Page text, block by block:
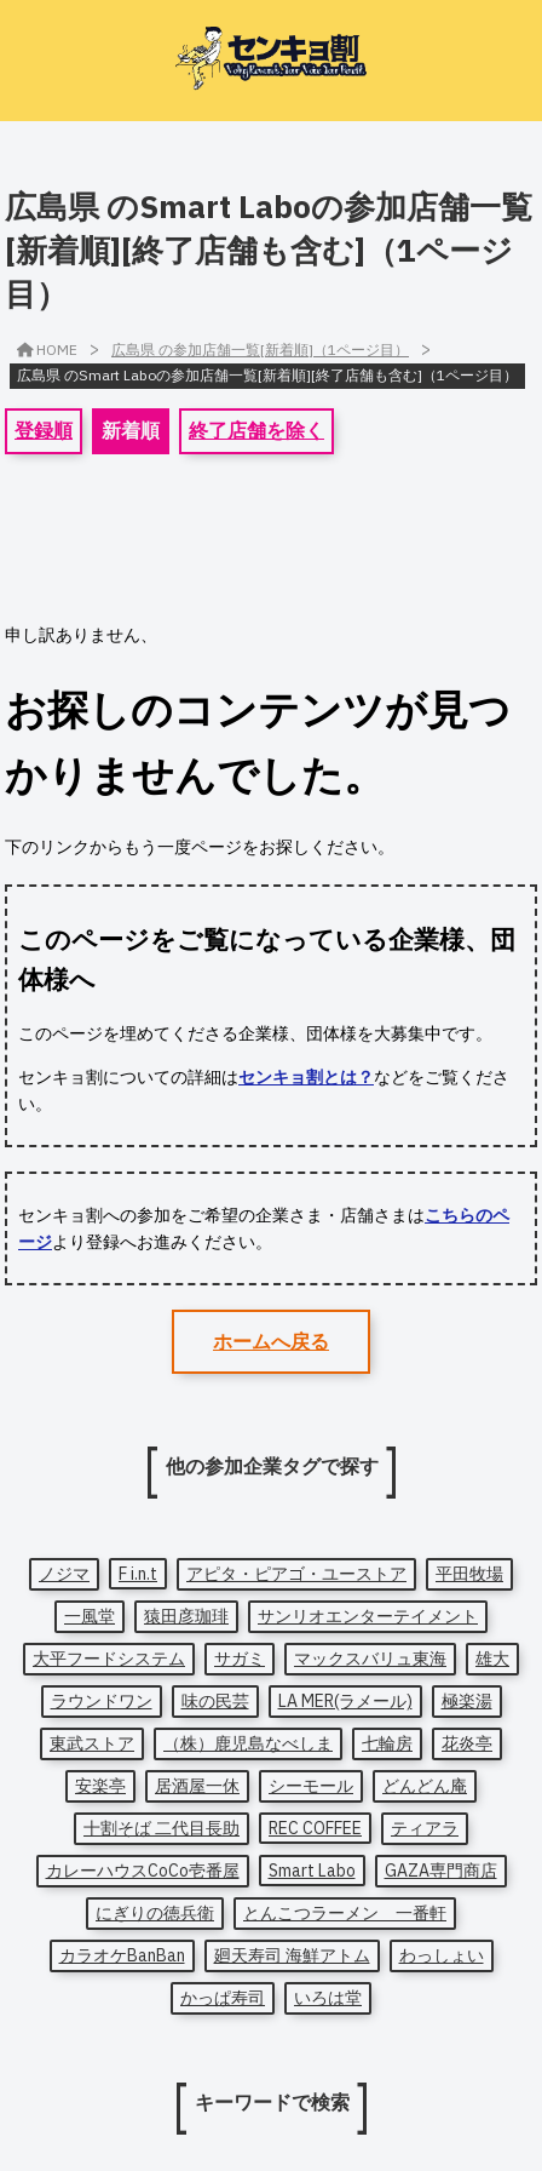
広島県 のSmart Laboの参加店舗一覧
[新着順][終了店舗も含む]（1ページ
目）
HOME > 広島県 の参加店舗一覧[新着順]（1ページ目） >
広島県 のSmart Laboの参加店舗一覧[新着順][終了店舗も含む]（1ページ目）
登録順 新着順 終了店舗を除く
申し訳ありません、
お探しのコンテンツが見つ
かりませんでした。
下のリンクからもう一度ページをお探しください。
このページをご覧になっている企業様、団
体様へ
このページを埋めてくださる企業様、団体様を大募集中です。
センキョ割についての詳細はセンキョ割とは？ などをご覧くださ
い。
センキョ割への参加をご希望の企業さま・店舗さまはこちらのペ
ージより登録へお進みください。
ホームへ戻る
他の参加企業タグで探す
ノジマ F i.n.t アピタ・ピアゴ・ユーストア
平田牧場
一風堂
猿田彦珈琲
サンリオエンターテイメント
大平フードシステム
サガミ マックスバリュ東海
雄大
ラウンドワン
味の民芸 LA MER(ラメール)
極楽湯
東武ストア
（株）鹿児島なべしま 七輪房
花炎亭
安楽亭
居酒屋一休 シーモール
どんどん庵
十割そば 二代目長助
REC COFFEE
ティアラ
カレーハウスCoCo壱番屋
Smart Labo
GAZA専門商店
にぎりの徳兵衛
とんこつラーメン 一番軒
カラオケBanBan
廻天寿司 海鮮アトム
わっしょい
かっぱ寿司
いろは堂
キーワードで検索